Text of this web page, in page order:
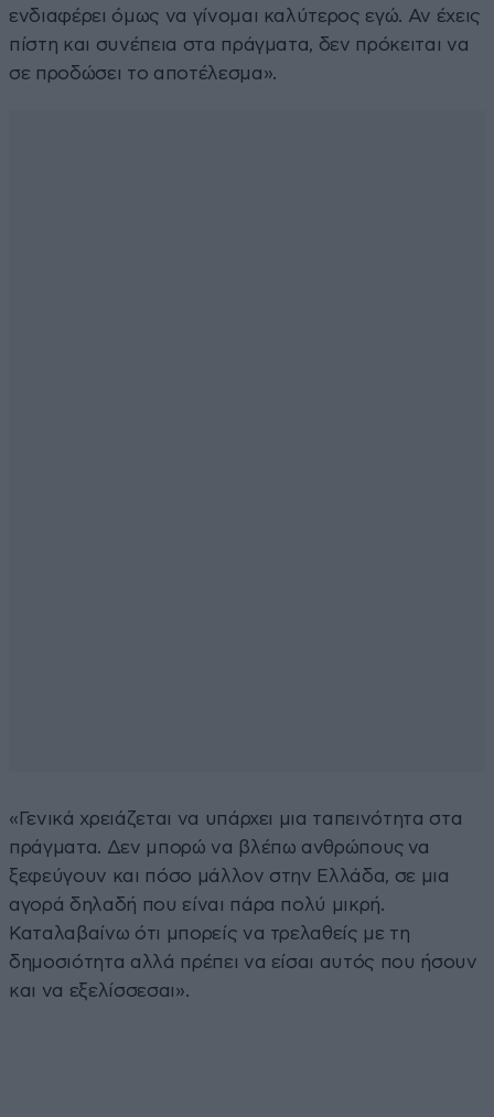
ενδιαφέρει όμως να γίνομαι καλύτερος εγώ. Αν έχεις
πίστη και συνέπεια στα πράγματα, δεν πρόκειται να
σε προδώσει το αποτέλεσμα».
«Γενικά χρειάζεται να υπάρχει μια ταπεινότητα στα
πράγματα. Δεν μπορώ να βλέπω ανθρώπους να
ξεφεύγουν και πόσο μάλλον στην Ελλάδα, σε μια
αγορά δηλαδή που είναι πάρα πολύ μικρή.
Καταλαβαίνω ότι μπορείς να τρελαθείς με τη
δημοσιότητα αλλά πρέπει να είσαι αυτός που ήσουν
και να εξελίσσεσαι».